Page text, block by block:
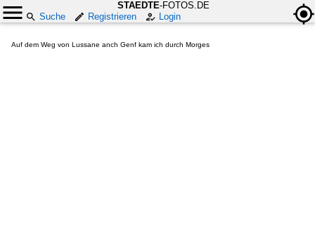
STAEDTE-FOTOS.DE
Suche
Registrieren Login
Auf dem Weg von Lussane anch Genf kam ich durch Morges